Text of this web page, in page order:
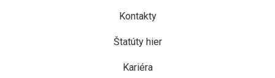
Kontakty
Štatúty hier
Kariéra